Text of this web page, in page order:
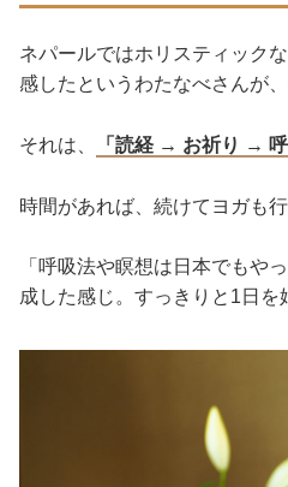
ネパールではホリスティック
感したというわたなべさんが
それは、 「読経 → お祈り →
時間があれば、続けてヨガも行
「呼吸法や瞑想は日本でもや
成した感じ。すっきりと1日を